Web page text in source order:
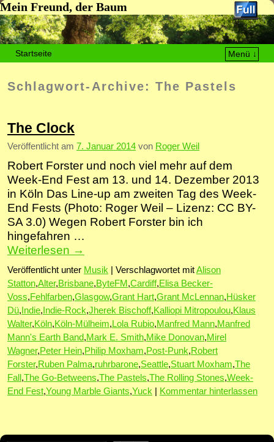
Mein Freund, der Baum
Startseite
Menü ↓
Schlagwort-Archive: The Pastels
The Clock
Veröffentlicht am 7. Januar 2014 von Roger Weil
Robert Forster und noch viel mehr auf dem
Week-End Fest am 13. und 14. Dezember 2013
in Köln Das Line-up am zweiten Tag des Week-
End Fests (Photo: Roger Weil – Lizenz: CC BY-
SA 3.0) Wegen Robert Forster bin ich
hingefahren …
Weiterlesen →
Veröffentlicht unter Musik Verschlagwortet mitAlison
Statton,Alter,Brisbane,ByteFM ,Cardiff,Elisa Becker-
Voss,Fehlfarben,Glasgow,Grant Hart,Grant McLennan,Hüsker
Dü, Indie, Indie-Rock,Jherek Bischoff,Kalliopi Mitropoulou,Klaus
Walter,Köln,Köln-Mülheim, Lola Rubio,Manfred Mann,Manfred
Mann's Earth Band,Mark E. Smith,Mike Donovan,Mirel
Wagner,Peter Hein,Philip Moxham,Post-Punk,Robert
Forster,Ruben Palma,ruhrbarone,Seattle,Stuart Moxham,The
Fall ,The Go-Betweens,The Pastels,The Rolling Stones,Week-
End Fest,Young Marble Giants,Yuck Kommentar hinterlassen